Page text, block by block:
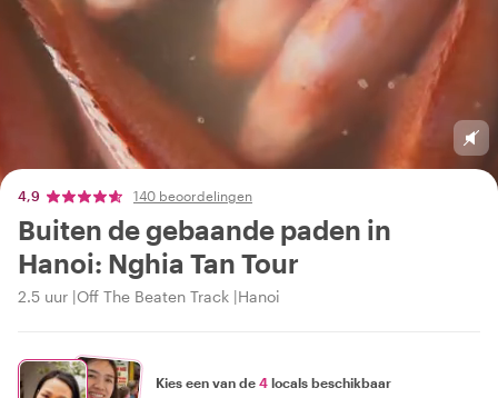
4,9 140 beoordelingen
Buiten de gebaande paden in
Hanoi: Nghia Tan Tour
2.5 uur Off The Beaten Track Hanoi
Kies een van de 4 locals beschikbaar